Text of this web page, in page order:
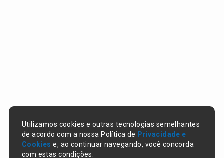
Utilizamos cookies e outras tecnologias semelhantes
de acordo com a nossa Política de Privacidade e
Cookies e, ao continuar navegando, você concorda
com estas condições.